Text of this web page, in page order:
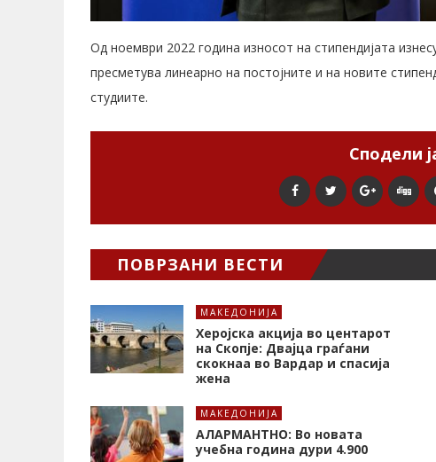
Oд ноември 2022 година износот на стипендијата
пресметува линеарно на постојните и на новите
студиите.
Сподели
ПОВРЗАНИ ВЕСТИ
МАКЕДОНИЈА
Херојска акција во центарот
на Скопје: Двајца граѓани
скокнаа во Вардар и спасија
жена
МАКЕДОНИЈА
АЛАРМАНТНО: Во новата
учебна година дури 4.900